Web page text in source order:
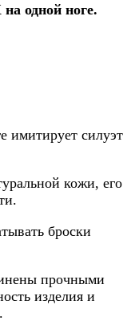
одной ноге.
имитирует силуэт
кожи, его
.
броски
прочными
изделия и